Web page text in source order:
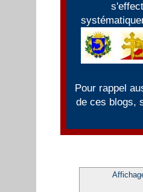
Pour rappel
de ces blogs,